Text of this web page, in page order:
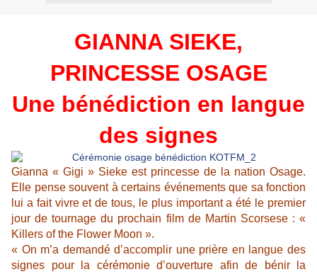
GIANNA SIEKE,
PRINCESSE OSAGE
Une bénédiction en langue
des signes
Gianna « Gigi » Sieke est princesse de la nation Osage.
Elle pense souvent à certains événements que sa fonction
lui a fait vivre et de tous, le plus important a été le premier
jour de tournage du prochain film de Martin Scorsese : «
Killers of the Flower Moon ».
« On m’a demandé d’accomplir une prière en langue des
signes pour la cérémonie d’ouverture afin de bénir la